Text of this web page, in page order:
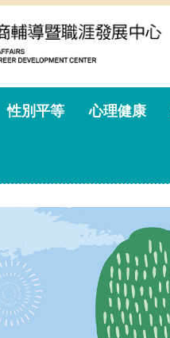
性別平等 心理健康